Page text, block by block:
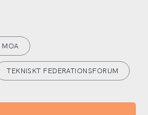
MOA
TEKNISKT FEDERATIONSFORUM